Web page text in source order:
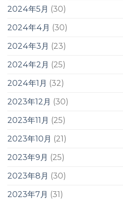
2024年5月 (30)
2024年4月 (30)
2024年3月 (23)
2024年2月 (25)
2024年1月 (32)
2023年12月 (30)
2023年11月 (25)
2023年10月 (21)
2023年9月 (25)
2023年8月 (30)
2023年7月 (31)